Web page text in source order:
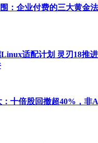
形态带来的交互变革，
三星此次战略布局凸显
优势。随着发布会临近
度融合充满期待，这场
：企业付费的三大黄
适配计划 灵刃18推
十倍股回撤超40%，非